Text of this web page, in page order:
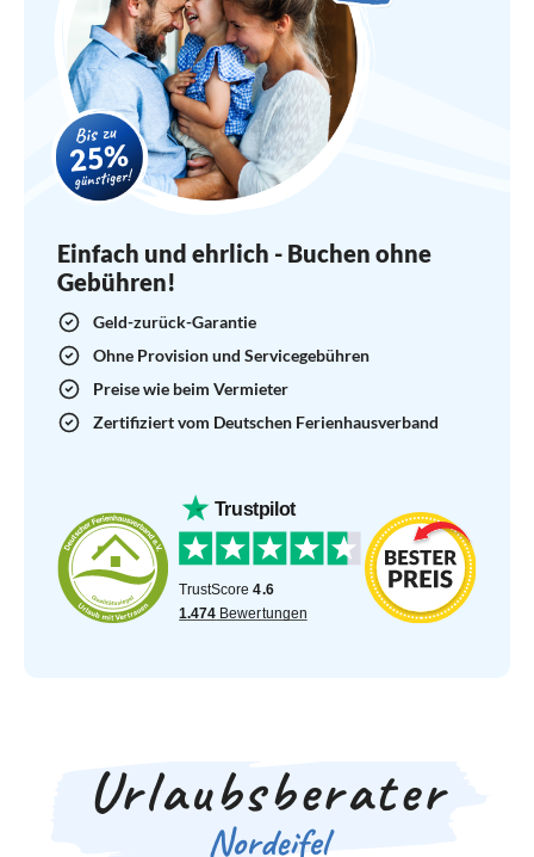
Einfach und ehrlich - Buchen ohne
Gebühren!
Geld-zurück-Garantie
Ohne Provision und Servicegebühren
Preise wie beim Vermieter
Zertifiziert vom Deutschen Ferienhausverband
Urlaubsberater
Nordeifel